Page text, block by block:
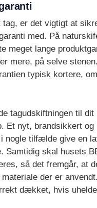
tag, er det vigtigt at
med. På
meget lange
mere, på selve
typisk kortere,
tagudskiftningen til dit
Et nyt, brandsikkert og
nogle tilfælde give en
Samtidig skal husets
så det fremgår, at
der er
dækket, hvis